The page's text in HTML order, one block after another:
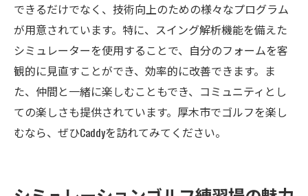
できるだけでなく、技術向上のための様々なプログラム
が用意されています。特に、スイング解析機能を備えた
シミュレーターを使用することで、自分のフォームを客
観的に見直すことができ、効率的に改善できます。ま
た、仲間と一緒に楽しむこともでき、コミュニティとし
ての楽しさも提供されています。厚木市でゴルフを楽し
むなら、ぜひCaddyを訪れてみてください。